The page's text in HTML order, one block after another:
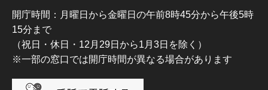
開庁時間：月曜日から金曜日の午前8時45分から午後5時
15分まで
（祝日・休日・12月29日から1月3日を除く）
※一部の窓口では開庁時間が異なる場合があります